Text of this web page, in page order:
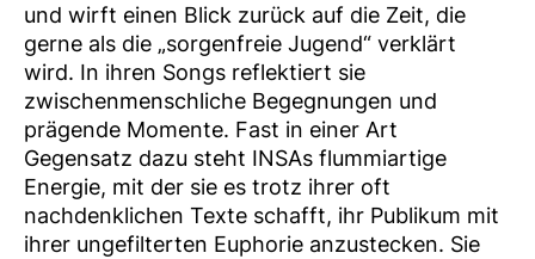
und wirft einen Blick zurück auf die Zeit, die
gerne als die „sorgenfreie Jugend“ verklärt
wird. In ihren Songs reflektiert sie
zwischenmenschliche Begegnungen und
prägende Momente. Fast in einer Art
Gegensatz dazu steht INSAs flummiartige
Energie, mit der sie es trotz ihrer oft
nachdenklichen Texte schafft, ihr Publikum mit
ihrer ungefilterten Euphorie anzustecken. Sie